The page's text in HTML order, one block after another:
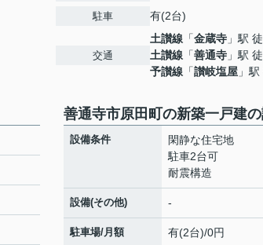
駐車 有(2台)
交通
土讃線 「金蔵寺 」駅
土讃線 「善通寺 」駅
予讃線 「讃岐塩屋 」
善通寺市原田町の新築一戸建
設備条件
閑静な住宅地
駐車2台可
耐震構造
設備(その他) -
駐車場/月額 有(2台)/0円